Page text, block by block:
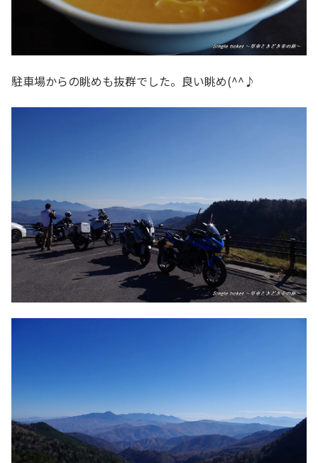
駐車場からの眺めも抜群でした。良い眺め(^^♪